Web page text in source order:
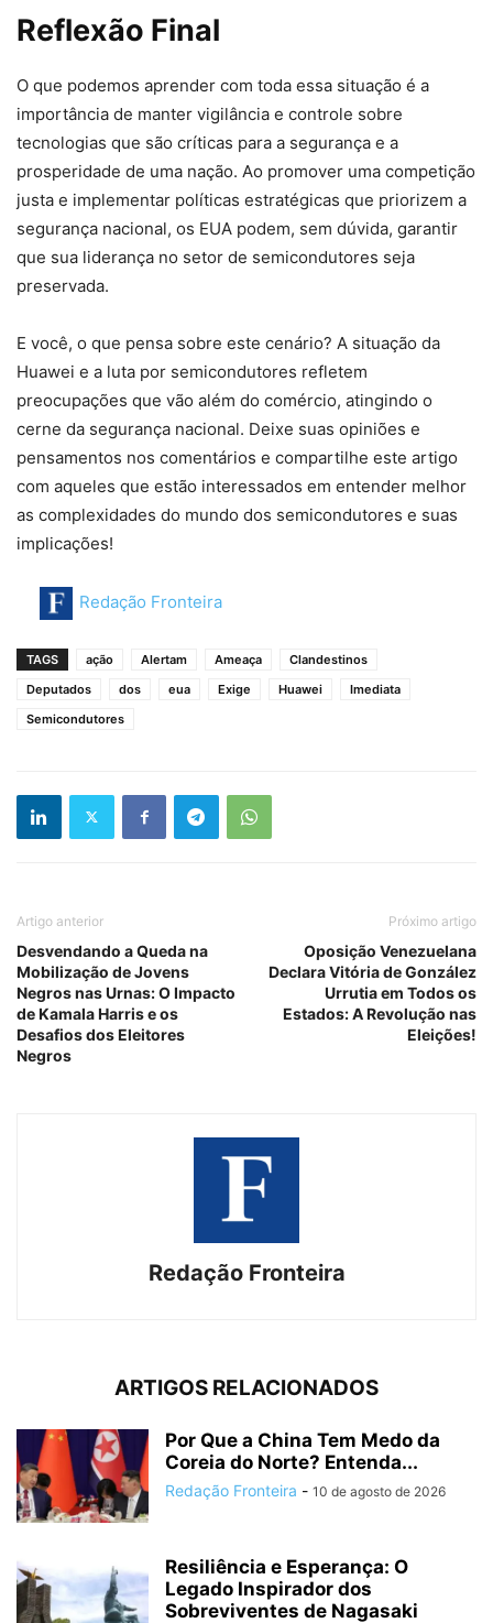
Reflexão Final
O que podemos aprender com toda essa situação é a
importância de manter vigilância e controle sobre
tecnologias que são críticas para a segurança e a
prosperidade de uma nação. Ao promover uma competição
justa e implementar políticas estratégicas que priorizem a
segurança nacional, os EUA podem, sem dúvida, garantir
que sua liderança no setor de semicondutores seja
preservada.
E você, o que pensa sobre este cenário? A situação da
Huawei e a luta por semicondutores refletem
preocupações que vão além do comércio, atingindo o
cerne da segurança nacional. Deixe suas opiniões e
pensamentos nos comentários e compartilhe este artigo
com aqueles que estão interessados em entender melhor
as complexidades do mundo dos semicondutores e suas
implicações!
Redação Fronteira
TAGS ação Alertam Ameaça
Clandestinos
Deputados
dos eua Exige Huawei
Imediata
Semicondutores
Artigo anterior
Desvendando a Queda na
Mobilização de Jovens
Negros nas Urnas: O Impacto
de Kamala Harris e os
Desafios dos Eleitores
Negros
Próximo artigo
Oposição Venezuelana
Declara Vitória de González
Urrutia em Todos os
Estados: A Revolução nas
Eleições!
Redação Fronteira
ARTIGOS RELACIONADOS
Por Que a China Tem Medo da
Coreia do Norte? Entenda...
Redação Fronteira - 10 de agosto de 2026
Resiliência e Esperança: O
Legado Inspirador dos
Sobreviventes de Nagasaki